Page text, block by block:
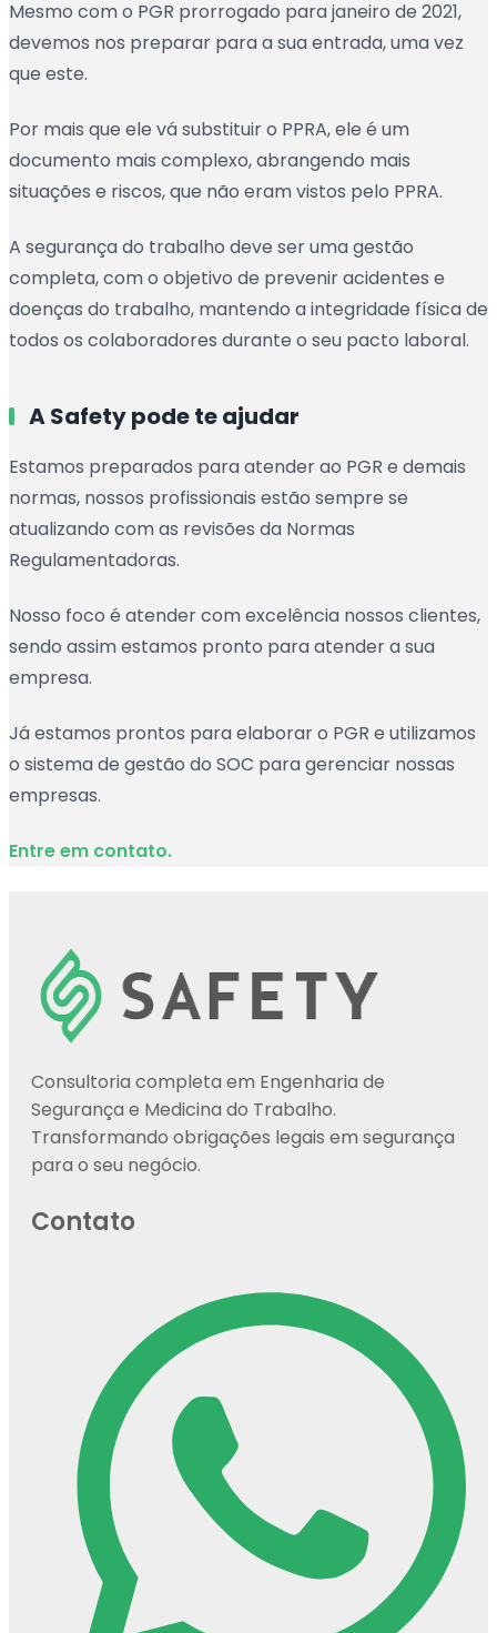
Mesmo com o PGR prorrogado para janeiro de 2021,
devemos nos preparar para a sua entrada, uma vez
que este.
Por mais que ele vá substituir o PPRA, ele é um
documento mais complexo, abrangendo mais
situações e riscos, que não eram vistos pelo PPRA.
A segurança do trabalho deve ser uma gestão
completa, com o objetivo de prevenir acidentes e
doenças do trabalho, mantendo a integridade física de
todos os colaboradores durante o seu pacto laboral.
A Safety pode te ajudar
Estamos preparados para atender ao PGR e demais
normas, nossos profissionais estão sempre se
atualizando com as revisões da Normas
Regulamentadoras.
Nosso foco é atender com excelência nossos clientes,
sendo assim estamos pronto para atender a sua
empresa.
Já estamos prontos para elaborar o PGR e utilizamos
o sistema de gestão do SOC para gerenciar nossas
empresas.
Entre em contato.
Consultoria completa em Engenharia de
Segurança e Medicina do Trabalho.
Transformando obrigações legais em segurança
para o seu negócio.
Contato